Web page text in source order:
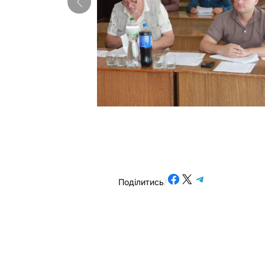
Поділитись/Share on Facebook
Share on X Share on Telegram